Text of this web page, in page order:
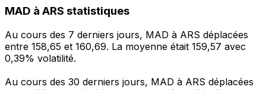
MAD à ARS statistiques
Au cours des 7 derniers jours, MAD à ARS déplacées
entre 158,65 et 160,69. La moyenne était 159,57 avec
0,39% volatilité.
Au cours des 30 derniers jours, MAD à ARS déplacées